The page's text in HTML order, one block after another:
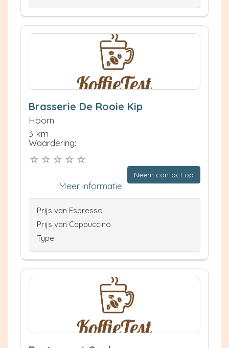
Brasserie De Rooie Kip
Hoorn
3 km
Waardering:
Neem contact op
Meer informatie
Prijs van Espresso
Prijs van Cappuccino
Type